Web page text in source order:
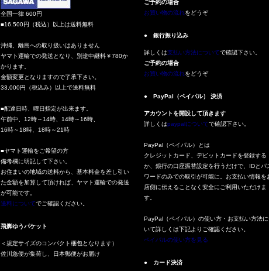
全国一律 600円
■16.500円（税込）以上は送料無料
沖縄、離島への取り扱いはありません
ヤマト運輸での発送となり、別途中継料￥780か
かります。
金額変更となりますので了承下さい。
33,000円（税込み）以上で送料無料
■配達日時、曜日指定が出来ます。
午前中、12時～14時、14時～16時、
16時～18時、18時～21時
■ヤマト運輸をご希望の方
備考欄に明記して下さい。
お住まいの地域の送料から、基本料金を差し引い
た金額を加算して頂ければ、ヤマト運輸での発送
が可能です。
送料についてでご確認ください。
飛脚ゆうパケット
＜規定サイズのコンパクト梱包となります）
佐川急便が集荷し、日本郵便がお届け
ご予約の場合
お買い物の流れをどうぞ
● 銀行振り込み
詳しくは支払い方法についてで確認下さい。
ご予約の場合
お買い物の流れをどうぞ
● PayPal（ペイパル） 決済
アカウントを開設して頂きます
詳しくはpaypalについてで確認下さい。
PayPal（ペイパル）とは
クレジットカード、デビットカードを登録する
か、銀行の口座振替設定を行うだけで、IDとパ
ワードのみでの取引が可能に。お支払い情報を
店側に伝えることなく安全にご利用いただけま
す。
PayPal（ペイパル）の使い方・お支払い方法
いて詳しくは下記よりご確認ください。
ペイパルの使い方を見る
● カード決済